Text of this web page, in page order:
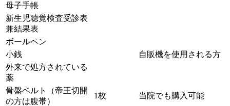
母子手帳
新生児聴覚検査受診表
兼結果表
ボールペン
小銭
自販機を使用される方
外来で処方されている
薬
骨盤ベルト（帝王切開
の方は腹帯）
1枚 当院でも購入可能